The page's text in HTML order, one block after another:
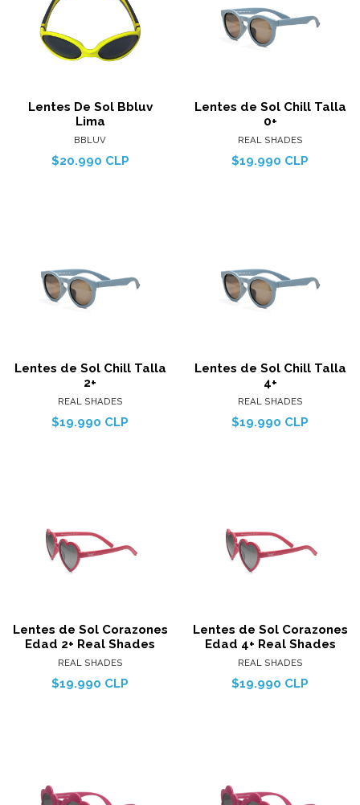
Lentes De Sol Bbluv
Lima
BBLUV
$20.990 CLP
Lentes de Sol Chill Talla
0+
REAL SHADES
$19.990 CLP
Lentes de Sol Chill Talla
2+
REAL SHADES
$19.990 CLP
Lentes de Sol Chill Talla
4+
REAL SHADES
$19.990 CLP
Lentes de Sol Corazones
Edad 2+ Real Shades
REAL SHADES
$19.990 CLP
Lentes de Sol Corazones
Edad 4+ Real Shades
REAL SHADES
$19.990 CLP